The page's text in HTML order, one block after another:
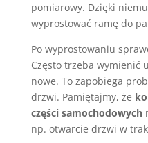
pomiarowy. Dzięki
wyprostować ramę do
Po wyprostowaniu
Często trzeba wymienić
nowe. To zapobiega
drzwi. Pamiętajmy, że
części samochodowych
np. otwarcie drzwi w